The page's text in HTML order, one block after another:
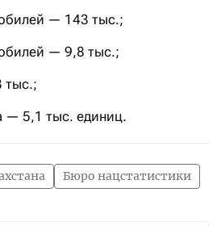
— 143 тыс.;
— 9,8 тыс.;
тыс.;
— 5,1 тыс. единиц.
Бюро нацстатистики